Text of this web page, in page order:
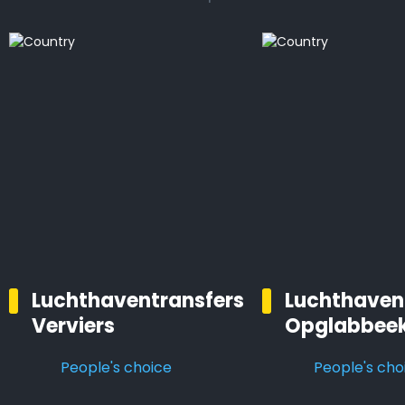
Luchthaventransfers
Verviers
People's choice People's